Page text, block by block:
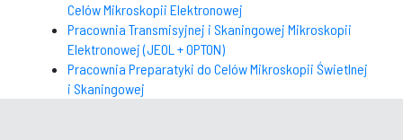
Celów Mikroskopii Elektronowej
Pracownia Transmisyjnej i Skaningowej Mikroskopii
Elektronowej (JEOL + OPTON)
Pracownia Preparatyki do Celów Mikroskopii Świetlnej
i Skaningowej